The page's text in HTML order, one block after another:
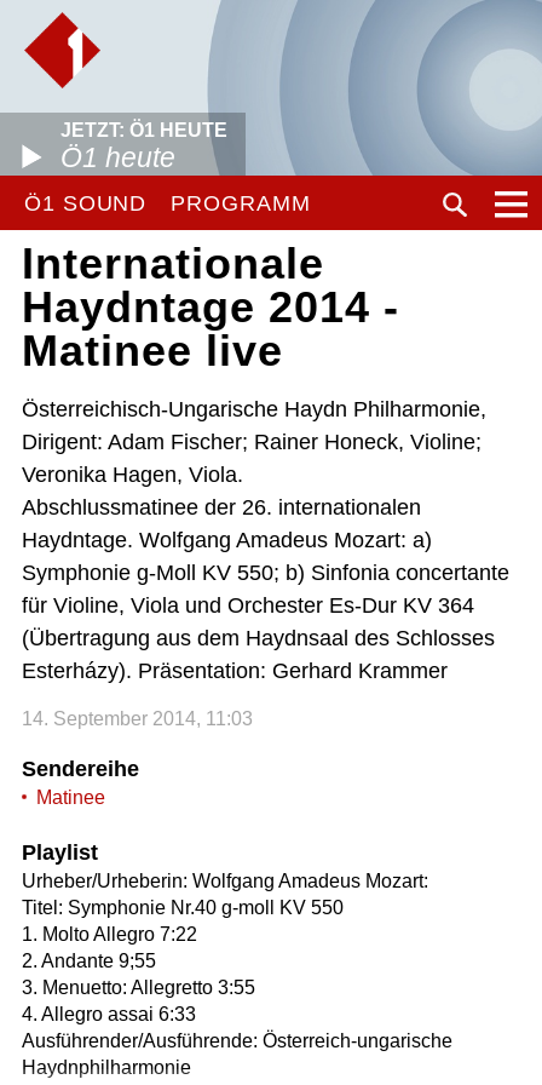
JETZT: Ö1 HEUTE
Ö1 heute
Ö1 SOUND PROGRAMM
Internationale
Haydntage 2014 -
Matinee live
Österreichisch-Ungarische Haydn Philharmonie,
Dirigent: Adam Fischer; Rainer Honeck, Violine;
Veronika Hagen, Viola.
Abschlussmatinee der 26. internationalen
Haydntage. Wolfgang Amadeus Mozart: a)
Symphonie g-Moll KV 550; b) Sinfonia concertante
für Violine, Viola und Orchester Es-Dur KV 364
(Übertragung aus dem Haydnsaal des Schlosses
Esterházy). Präsentation: Gerhard Krammer
14. September 2014, 11:03
Sendereihe
Matinee
Playlist
Urheber/Urheberin: Wolfgang Amadeus Mozart:
Titel: Symphonie Nr.40 g-moll KV 550
1. Molto Allegro 7:22
2. Andante 9;55
3. Menuetto: Allegretto 3:55
4. Allegro assai 6:33
Ausführender/Ausführende: Österreich-ungarische
Haydnphilharmonie